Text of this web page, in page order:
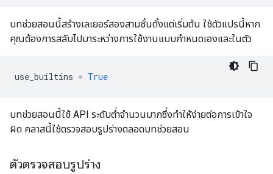
บทช่วยสอนนี้สร้างเลเยอร์สองสามชั้นตั้งแต่เริ่มต้น ใช้ตัวแปรนี้หาก
คุณต้องการสลับไปมาระหว่างการใช้งานแบบกำหนดเองและในตัว
use_builtins = True
บทช่วยสอนนี้ใช้ API ระดับต่ำจำนวนมากซึ่งทำให้ง่ายต่อการเข้าใจ
ผิด คลาสนี้ใช้ตรวจสอบรูปร่างตลอดบทช่วยสอน
ตัวตรวจสอบรูปร่าง